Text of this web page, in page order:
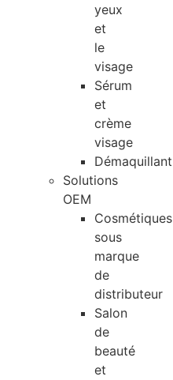
yeux
et
le
visage
Sérum
et
crème
visage
Démaquillant
Solutions
OEM
Cosmétiques
sous
marque
de
distributeur
Salon
de
beauté
et